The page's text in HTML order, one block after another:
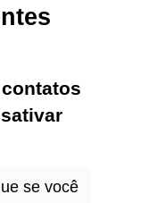
se você